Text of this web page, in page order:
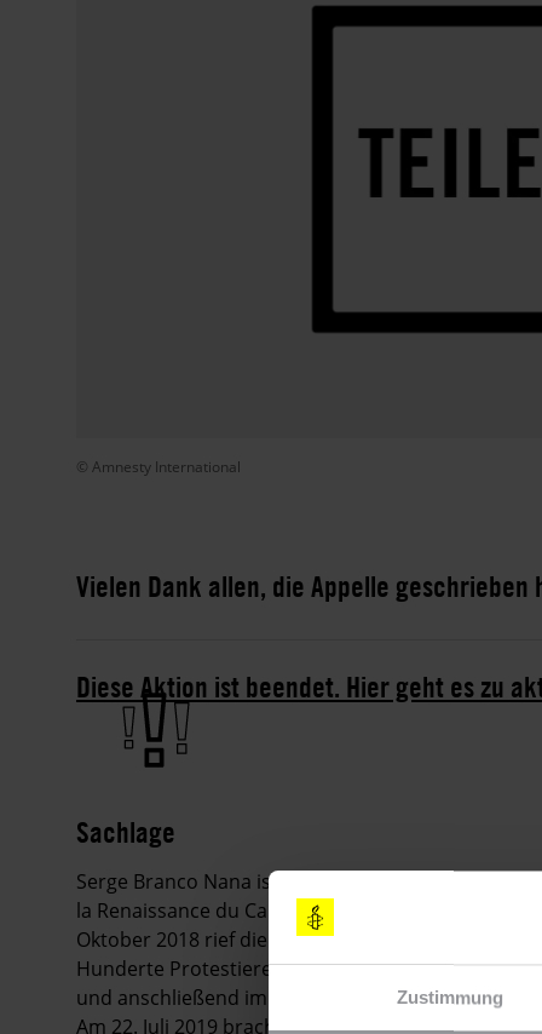
Zustimmung
© Amnesty International
Vielen Dank allen, die Appelle geschrieben
Diese Aktion ist beendet. Hier geht es zu
Sachlage
Serge Branco Nana ist ein politischer Aktivist und
la Renaissance du Cameroun), die von Maurice
Oktober 2018 rief die MRC zu friedlichen
Hunderte Protestierende, darunter auch Serge
und anschließend im Zentralgefängnis Kondengui
Am 22. Juli 2019 brach in dem Gefängnis ein